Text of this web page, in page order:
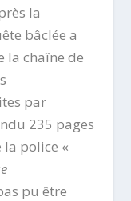
la
bâclée a
la chaîne de
par
235 pages
la police «
pu être